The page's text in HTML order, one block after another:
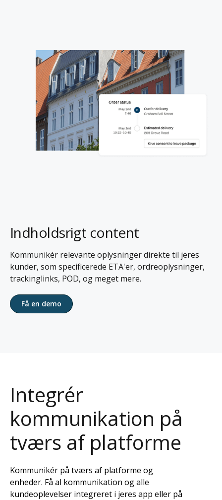
Indholdsrigt content
Kommunikér relevante oplysninger direkte til jeres
kunder, som specificerede ETA'er, ordreoplysninger,
trackinglinks, POD, og meget mere.
Få en demo
Integrér
kommunikation på
tværs af platforme
Kommunikér på tværs af platforme og
enheder. Få al kommunikation og alle
kundeoplevelser integreret i jeres app eller på